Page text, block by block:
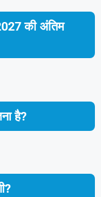
की अंतिम
है?